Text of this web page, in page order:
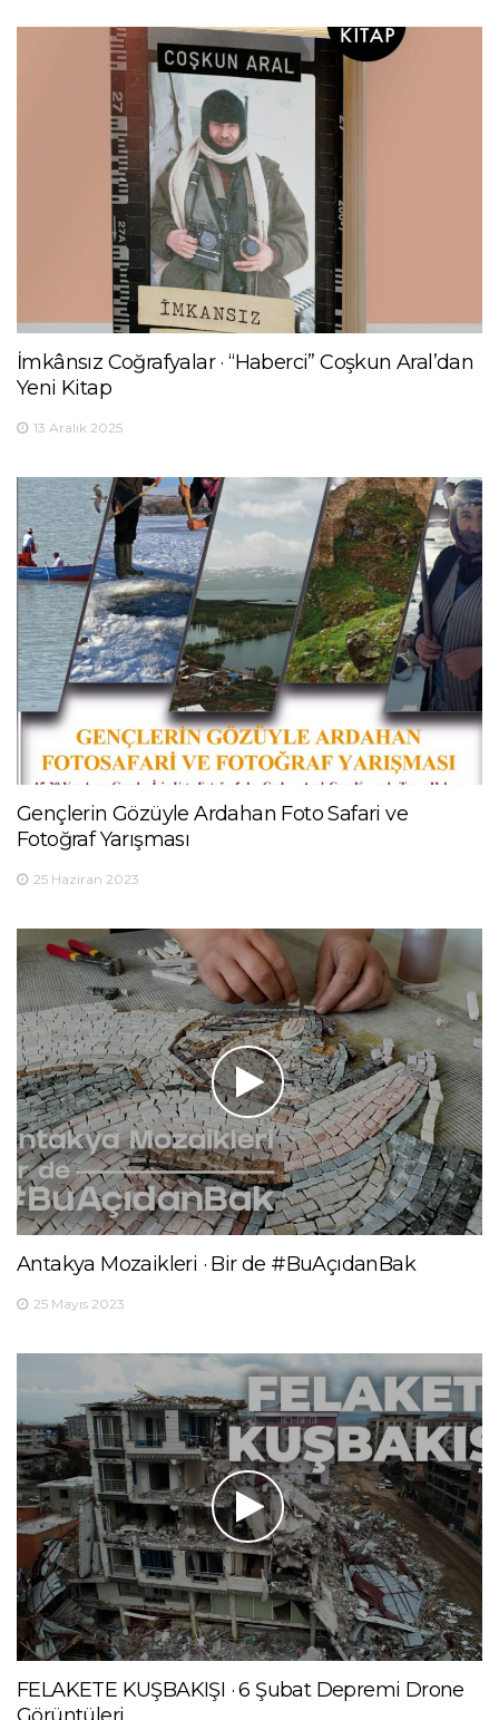
İmkânsız Coğrafyalar · “Haberci” Coşkun Aral’dan
Yeni Kitap
13 Aralık 2025
Gençlerin Gözüyle Ardahan Foto Safari ve
Fotoğraf Yarışması
25 Haziran 2023
Antakya Mozaikleri · Bir de #BuAçıdanBak
25 Mayıs 2023
FELAKETE KUŞBAKIŞI · 6 Şubat Depremi Drone
Görüntüleri